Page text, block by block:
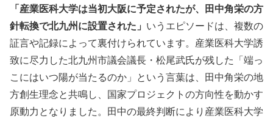
「産業医科大学は当初大阪に予定されたが、田中角栄の方
針転換で北九州に設置された」 いうエピソードは、複数の
証言や記録によって裏付けられています。産業医科大学誘
致に尽力した北九州市議会議長・松尾武氏が残した「端っ
こにはいつ陽が当たるのか」という言葉は、田中角栄の地
方創生理念と共鳴し、国家プロジェクトの方向性を動かす
原動力となりました。田中の最終判断により産業医科大学